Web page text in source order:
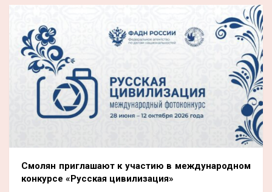
Смолян приглашают к участию в международном
конкурсе «Русская цивилизация»